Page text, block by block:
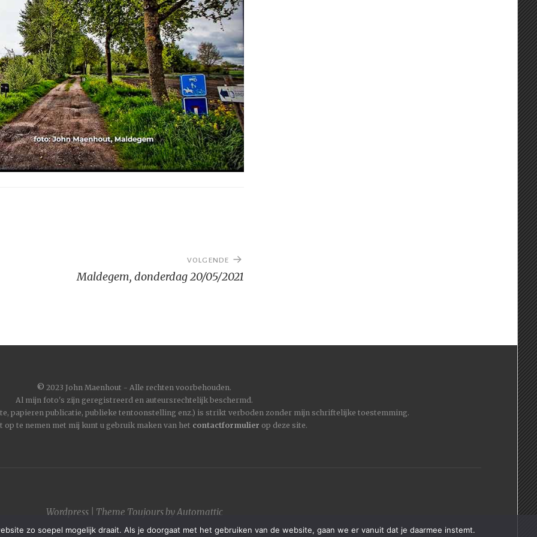
VOLGENDE
Maldegem, donderdag 20/05/2021
© 2023 John Maenhout - Alle rechten voorbehouden.
Al mijn foto's zijn geregistreerd en auteursrechtelijk beschermd.
papieren publicatie, publieke tentoonstelling enz.) is strikt verboden zonder mijn schriftelijke toestemming.
op te nemen met mij kunt u gebruik maken van het contactformulier op deze site.
Wordpress| Theme ToujoursbyAutomattic
zo soepel mogelijk draait. Als je doorgaat met het gebruiken van de website, gaan we er vanuit dat je daarmee instemt.